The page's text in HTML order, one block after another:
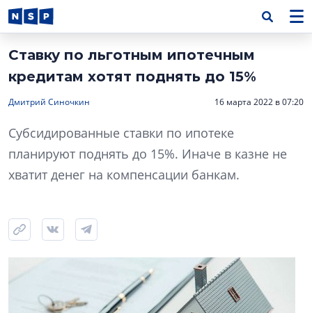
Ставку по льготным ипотечным
кредитам хотят поднять до 15%
Дмитрий Синочкин 16 марта 2022 в 07:20
Субсидированные ставки по ипотеке
планируют поднять до 15%. Иначе в казне не
хватит денег на компенсации банкам.